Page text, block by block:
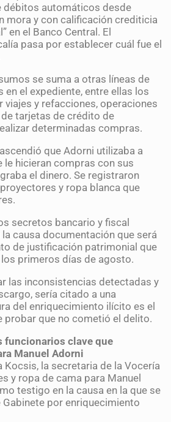
débitos automáticos desde
mora y con calificación crediticia
en el Banco Central. El
pasa por establecer cuál fue el
se suma a otras líneas de
el expediente, entre ellas los
viajes y refacciones, operaciones
tarjetas de crédito de
determinadas compras.
que Adorni utilizaba a
le hicieran compras con sus
el dinero. Se registraron
y ropa blanca que
secretos bancario y fiscal
causa documentación que será
de justificación patrimonial que
primeros días de agosto.
las inconsistencias detectadas y
sería citado a una
del enriquecimiento ilícito es el
probar que no cometió el delito.
funcionarios clave que
Manuel Adorni
Kocsis, la secretaria de la Vocería
y ropa de cama para Manuel
testigo en la causa en la que se
Gabinete por enriquecimiento